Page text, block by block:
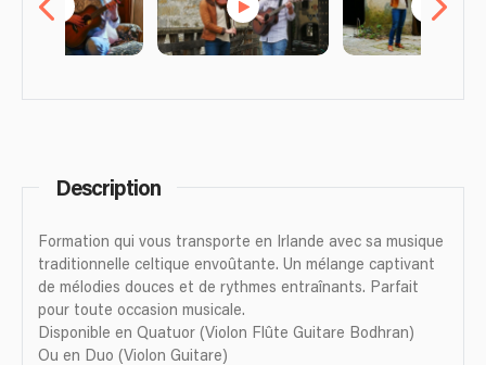
Description
Formation qui vous transporte en Irlande avec sa musique
traditionnelle celtique envoûtante. Un mélange captivant
de mélodies douces et de rythmes entraînants. Parfait
pour toute occasion musicale.
Disponible en Quatuor (Violon Flûte Guitare Bodhran)
Ou en Duo (Violon Guitare)